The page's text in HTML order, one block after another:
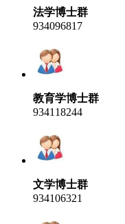
法学博士群
934096817
教育学博士群
934118244
文学博士群
934106321